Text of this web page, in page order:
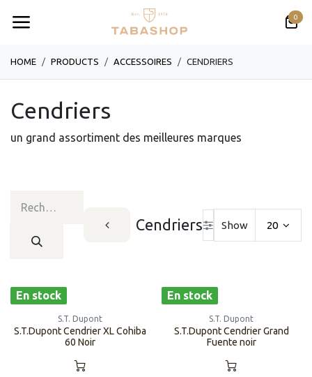
0
HOME PRODUCTS ​​​​​​​​​​ACCESSOIRES CENDRIERS
Cendriers
un grand assortiment des meilleures marques
Cendriers Show 20
En stock
S.T. Dupont
S.T.Dupont Cendrier XL Cohiba
60 Noir
En stock
S.T. Dupont
S.T.Dupont Cendrier Grand
Fuente noir